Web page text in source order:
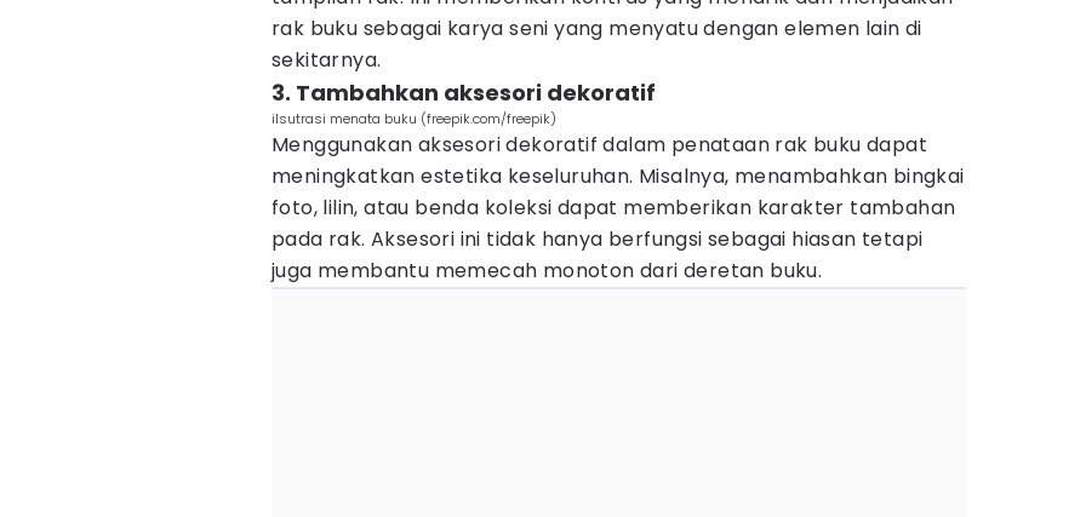
rak buku sebagai karya seni yang menyatu dengan elemen lain di
sekitarnya.
3. Tambahkan aksesori dekoratif
ilsutrasi menata buku (freepik.com/freepik)
Menggunakan aksesori dekoratif dalam penataan rak buku dapat
meningkatkan estetika keseluruhan. Misalnya, menambahkan bingkai
foto, lilin, atau benda koleksi dapat memberikan karakter tambahan
pada rak. Aksesori ini tidak hanya berfungsi sebagai hiasan tetapi
juga membantu memecah monoton dari deretan buku.